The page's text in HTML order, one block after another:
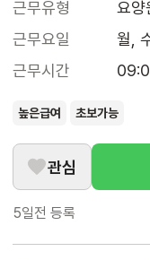
근무유형
요양
근무요일
월,
근무시간
높은급여 초보가능
관심
5일전 등록